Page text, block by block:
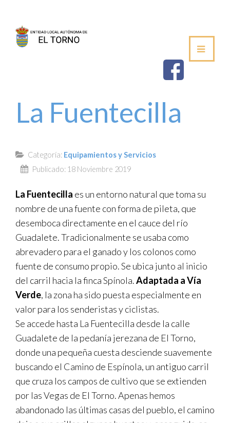
SALUDA DEL ALCALDE
VOCALÍAS / DELEGACIONES
PLENOS DE LA JUNTA VECINAL
PERFIL DE CONTRATANTE
La Fuentecilla
Categoría: Equipamientos y Servicios
Publicado: 18 Noviembre 2019
La Fuentecilla es un entorno natural que toma su
nombre de una fuente con forma de pileta, que
desemboca directamente en el cauce del río
Guadalete. Tradicionalmente se usaba como
abrevadero para el ganado y los colonos como
fuente de consumo propio. Se ubica junto al inicio
del carril hacia la finca Spínola.Adaptada a Vía
Verde, la zona ha sido puesta especialmente en
valor para los senderistas y ciclistas.
Se accede hasta La Fuentecilla desde la calle
Guadalete de la pedanía jerezana de El Torno,
donde una pequeña cuesta desciende suavemente
buscando el Camino de Espínola, un antiguo carril
que cruza los campos de cultivo que se extienden
por las Vegas de El Torno. Apenas hemos
abandonado las últimas casas del pueblo, el camino